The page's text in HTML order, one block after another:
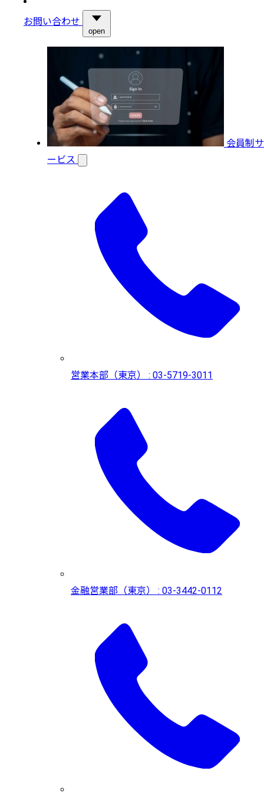
お問い合わせ
open
会員制サ
ービス
営業本部（東京） : 03-5719-3011
金融営業部（東京） : 03-3442-0112